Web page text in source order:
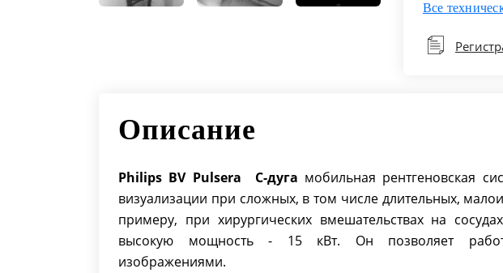
Память
000
до 20 000)
Нет
Функция
Все
Описание
Philips BV Pulsera С-дуга мобильная рентгеновская
визуализации при сложных, в том числе длительных,
примеру, при хирургических вмешательствах на
высокую мощность - 15 кВт. Он позволяет
изображениями.